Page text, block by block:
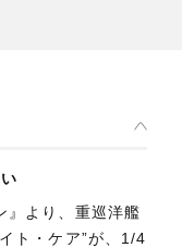
』より、重巡洋艦
ト・ケア”が、1/4